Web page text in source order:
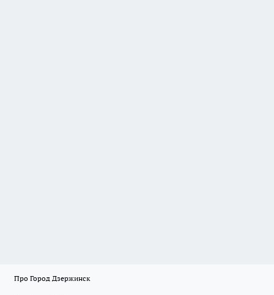
Про Город Дзержинск